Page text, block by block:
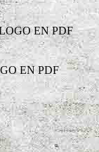
EN PDF
EN PDF